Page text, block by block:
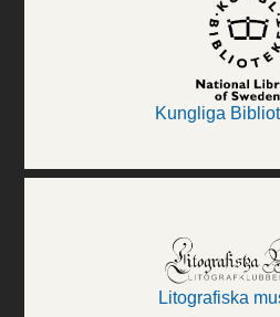
Kungliga
Litografiska